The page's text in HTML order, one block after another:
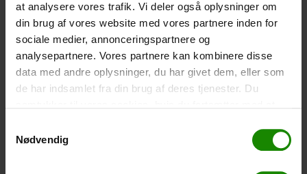
at analysere vores trafik. Vi deler også oplysninger om
din brug af vores website med vores partnere inden for
sociale medier, annonceringspartnere og
analysepartnere. Vores partnere kan kombinere disse
data med andre oplysninger, du har givet dem, eller som
de har indsamlet fra din brug af deres tjenester. Du
Nødvendig
Personenanzahl: 4 – Klicken Sie auf das Bild, um die
Zeltgröße zu sehen.
Fischernetz für Kinder (+ 30,00
+